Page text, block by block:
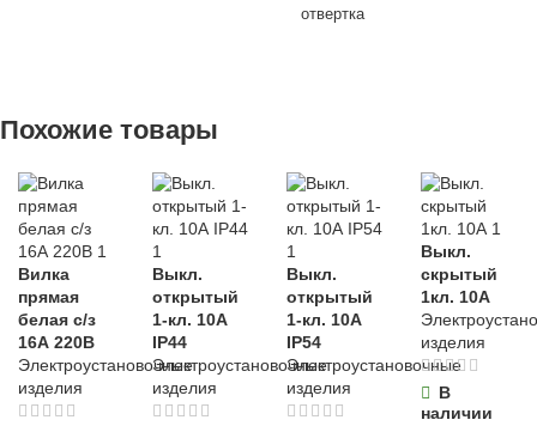
МАТЕРИАЛ
ПВХ
ДЛИНА 20 м
ШИРИНА
15 мм
ДЛИНА 11 м
ШИРИНА
19 мм
отвертка
БРЕНД Sparta
МАТЕРИАЛ
хромованадиевая
сталь (CrV)
металл,
Похожие товары
Вилка
прямая
белая с/з
16А 220В
Электроустановочные
изделия
Выкл.
открытый
1-кл. 10А
IP44
Электроустановочные
изделия
Выкл.
открытый
1-кл. 10А
IP54
Электроустановочные
изделия
Выкл.
скрытый
1кл. 10А
изделия
В
наличии